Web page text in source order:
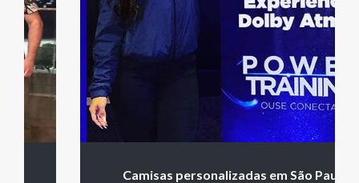
Camisas personalizadas em São Paulo